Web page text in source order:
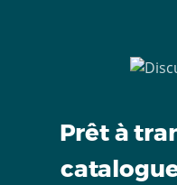
Prêt à